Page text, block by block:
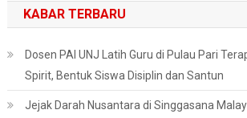
KABAR TERBARU
Dosen PAI UNJ Latih Guru di Pulau Pari
Spirit, Bentuk Siswa Disiplin dan Santun
Jejak Darah Nusantara di Singgasana